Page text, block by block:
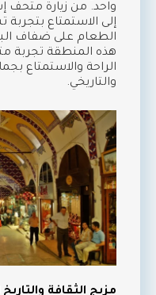
واحد. من زيارة متحف
إلى الاستمتاع
الطعام على ضفاف
هذه المنطقة تجربة
الراحة والاستمتاع
والتاريخي.
مزيج الثقافة